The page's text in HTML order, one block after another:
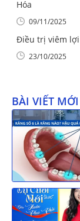
Hóa
09/11/2025
Điều trị viêm lợi
23/10/2025
BÀI VIẾT